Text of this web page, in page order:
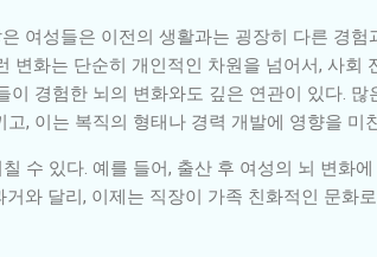
여성들은 이전의 생활과는 굉장히 다른 경
변화는 단순히 개인적인 차원을 넘어서, 사회
경험한 뇌의 변화와도 깊은 연관이 있다.
, 이는 복직의 형태나 경력 개발에 영향을 미
수 있다. 예를 들어, 출산 후 여성의 뇌 변화
와 달리, 이제는 직장이 가족 친화적인 문화